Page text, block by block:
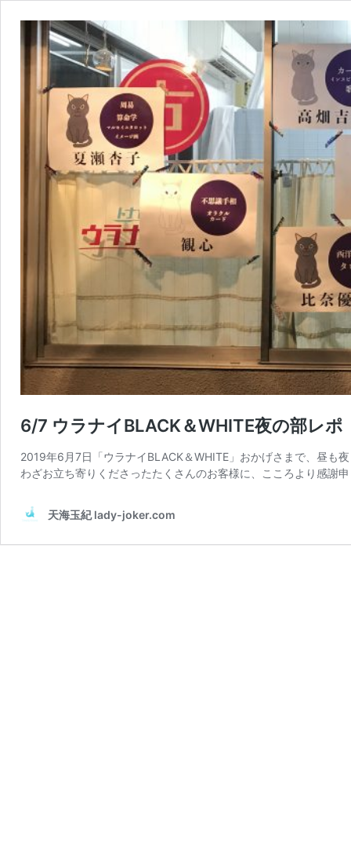
6/7 ウラナイBLACK＆WHITE夜の部レポ
2019年6月7日「ウラナイBLACK＆WHITE」おかげさまで、昼も
わざお立ち寄りくださったたくさんのお客様に、こころより感謝
天海玉紀 lady-joker.com